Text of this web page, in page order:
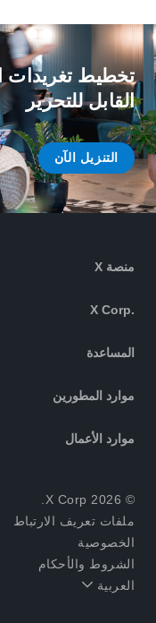
القابل للتحرير
التنزيل الآن
منصة X
X Corp.‎
المساعدة
موارد المطورين
موارد الأعمال
© 2026 X Corp.
ملفات تعريف الارتباط
الخصوصية
الشروط والأحكام
العربية